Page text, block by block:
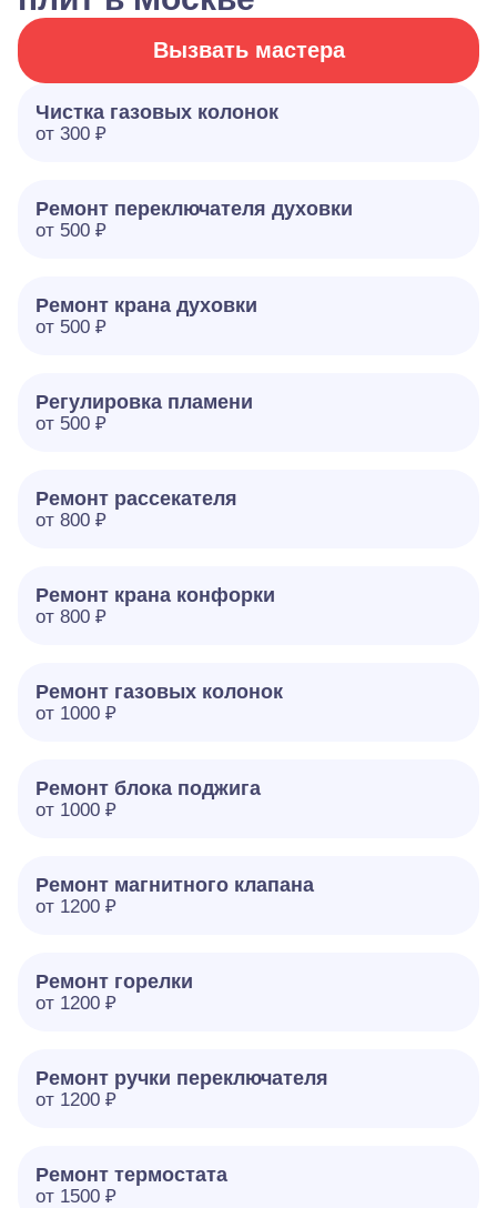
Вызвать мастера
Чистка газовых колонок
от 300 ₽
Ремонт переключателя духовки
от 500 ₽
Ремонт крана духовки
от 500 ₽
Регулировка пламени
от 500 ₽
Ремонт рассекателя
от 800 ₽
Ремонт крана конфорки
от 800 ₽
Ремонт газовых колонок
от 1000 ₽
Ремонт блока поджига
от 1000 ₽
Ремонт магнитного клапана
от 1200 ₽
Ремонт горелки
от 1200 ₽
Ремонт ручки переключателя
от 1200 ₽
Ремонт термостата
от 1500 ₽